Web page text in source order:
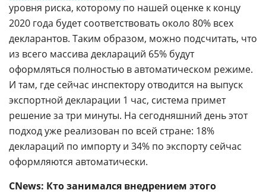
уровня риска, которому по нашей оценке к концу
2020 года будет соответствовать около 80% всех
декларантов. Таким образом, можно подсчитать, что
из всего массива деклараций 65% будут
оформляться полностью в автоматическом режиме.
И там, где сейчас инспектору отводится на выпуск
экспортной декларации 1 час, система примет
решение за три минуты. На сегодняшний день этот
подход уже реализован по всей стране: 18%
деклараций по импорту и 34% по экспорту сейчас
оформляются автоматически.
CNews: Кто занимался внедрением этого